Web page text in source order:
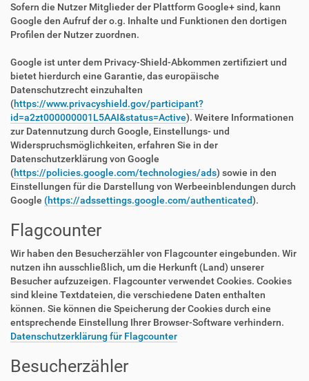
Sofern die Nutzer Mitglieder der Plattform Google+ sind, kann
Google den Aufruf der o.g. Inhalte und Funktionen den dortigen
Profilen der Nutzer zuordnen.
Google ist unter dem Privacy-Shield-Abkommen zertifiziert und
bietet hierdurch eine Garantie, das europäische
Datenschutzrecht einzuhalten
(https://www.privacyshield.gov/participant?
id=a2zt000000001L5AAI&status=Active). Weitere Informationen
zur Datennutzung durch Google, Einstellungs- und
Widerspruchsmöglichkeiten, erfahren Sie in der
Datenschutzerklärung von Google
(https://policies.google.com/technologies/ads) sowie in den
Einstellungen für die Darstellung von Werbeeinblendungen durch
Google (https://adssettings.google.com/authenticated).
Flagcounter
Wir haben den Besucherzähler von Flagcounter eingebunden. Wir
nutzen ihn ausschließlich, um die Herkunft (Land) unserer
Besucher aufzuzeigen. Flagcounter verwendet Cookies. Cookies
sind kleine Textdateien, die verschiedene Daten enthalten
können. Sie können die Speicherung der Cookies durch eine
entsprechende Einstellung Ihrer Browser-Software verhindern.
Datenschutzerklärung für Flagcounter
Besucherzähler